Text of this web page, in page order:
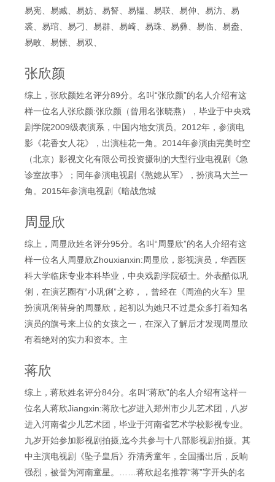
易宪、易臧、易妨、易詧、易韫、易联、易伸、易汸、易
裘、易琯、易刁、易群、易崎、易珠、易彝、易临、易盎、
易畋、易愫、易双、
张欣颜
综上，张欣颜姓名评分89分。名叫“张欣颜”的名人介绍有这
样一位名人张欣颜:张欣颜（曾用名张晓燕），毕业于中央戏
剧学院2009级表演系，中国内地女演员。2012年，参演电
影《花香女人花》，出演桂花一角。2014年参演由完美时空
（北京）影视文化有限公司投资摄制的大型行业电视剧《急
诊室故事》；同年参演电视剧《憨媳从军》，扮演马大兰一
角。2015年参演电视剧《暗战危城
周显欣
综上，周显欣姓名评分95分。名叫“周显欣”的名人介绍有这
样一位名人周显欣Zhouxianxin:周显欣，影视演员，华西医
科大学临床专业本科毕业，中央戏剧学院硕士。外表酷似巩
俐，在演艺圈有“小巩俐”之称，，曾经在《周渔的火车》里
扮演巩俐替身的周显欣，起初以为她只不过是众多打着知名
演员的旗号来上位的女孩之一，在深入了解后才发现周显欣
有着绝对的实力和资本。主
蒋欣
综上，蒋欣姓名评分84分。名叫“蒋欣”的名人介绍有这样一
位名人蒋欣Jiangxin:蒋欣七岁进入郑州市少儿艺术团，八岁
进入河南省少儿艺术团，毕业于河南省艺术学校影视专业。
九岁开始参加影视剧拍摄,迄今共参与十八部影视剧拍摄。其
中主演电视剧《坠子皇后》乔清秀童年，全国播出后，反响
强烈，被誉为河南童星。……蒋欣起名推荐“蒋”字开头的名